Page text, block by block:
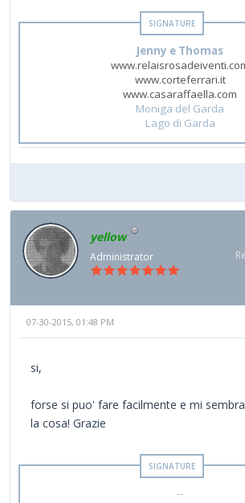
Jenny e Thomas
www.corteferrari.it
www.casaraffaella.com
Moniga del Garda
Lago di Garda
yellow
Administrator
07-30-2015, 01:48 PM
si,
forse si puo' fare facilmente e mi
la cosa! Grazie
--